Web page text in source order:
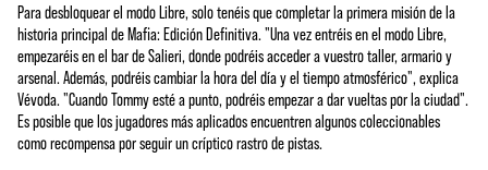
Para desbloquear el modo Libre, solo tenéis que completar la primera misión de la
historia principal de Mafia: Edición Definitiva. "Una vez entréis en el modo Libre,
empezaréis en el bar de Salieri, donde podréis acceder a vuestro taller, armario y
arsenal. Además, podréis cambiar la hora del día y el tiempo atmosférico", explica
Vévoda. "Cuando Tommy esté a punto, podréis empezar a dar vueltas por la ciudad".
Es posible que los jugadores más aplicados encuentren algunos coleccionables
como recompensa por seguir un críptico rastro de pistas.